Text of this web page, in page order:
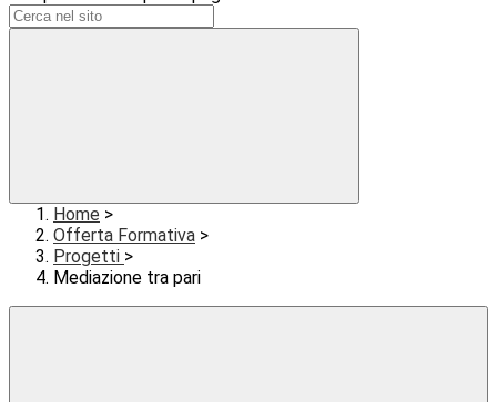
Home >
Offerta Formativa >
Progetti >
Mediazione tra pari